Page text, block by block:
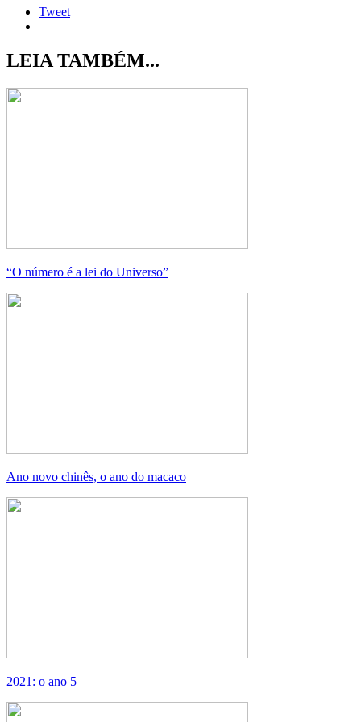
Tweet
LEIA TAMBÉM...
“O número é a lei do Universo”
Ano novo chinês, o ano do macaco
2021: o ano 5